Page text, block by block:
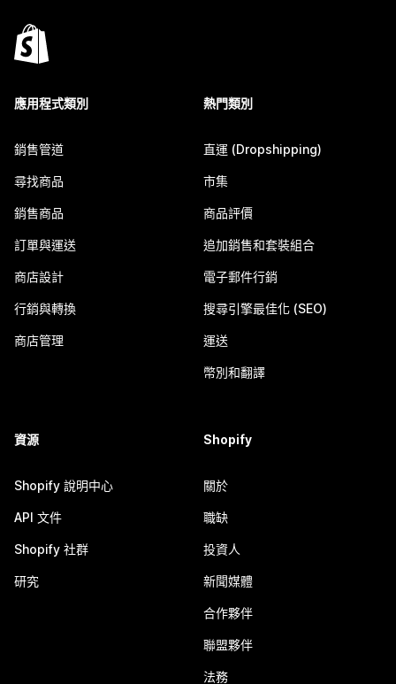
應用程式類別
銷售管道
尋找商品
銷售商品
訂單與運送
商店設計
行銷與轉換
商店管理
熱門類別
直運 (Dropshipping)
市集
商品評價
追加銷售和套裝組合
電子郵件行銷
搜尋引擎最佳化 (SEO)
運送
幣別和翻譯
資源
Shopify 說明中心
API 文件
Shopify 社群
研究
Shopify
關於
職缺
投資人
新聞媒體
合作夥伴
聯盟夥伴
法務